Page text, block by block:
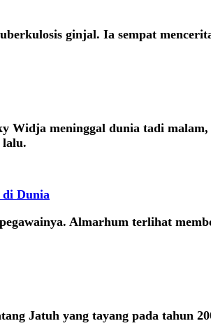
ginjal. Ia sempat
meninggal dunia tadi
lalu.
di Dunia
Almarhum terlihat
Jatuh yang tayang pada tahun